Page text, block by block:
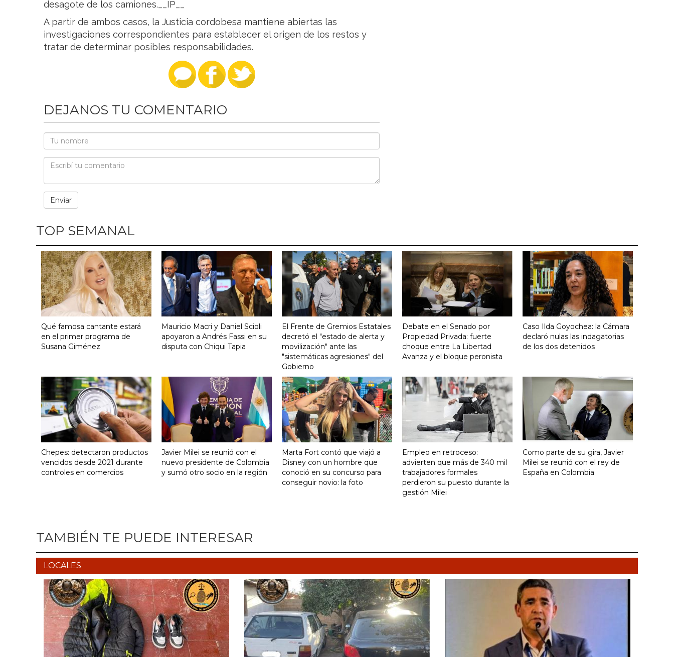
desagote de los camiones.__IP__
A partir de ambos casos, la Justicia cordobesa mantiene abiertas las
investigaciones correspondientes para establecer el origen de los restos y
tratar de determinar posibles responsabilidades.
DEJANOS TU COMENTARIO
TOP SEMANAL
Qué famosa cantante estará
en el primer programa de
Susana Giménez
Mauricio Macri y Daniel Scioli
apoyaron a Andrés Fassi en su
disputa con Chiqui Tapia
El Frente de Gremios Estatales
decretó el "estado de alerta y
movilización" ante las
"sistemáticas agresiones" del
Gobierno
Debate en el Senado por
Propiedad Privada: fuerte
choque entre La Libertad
Avanza y el bloque peronista
Caso Ilda Goyochea: la Cámara
declaró nulas las indagatorias
de los dos detenidos
Chepes: detectaron productos
vencidos desde 2021 durante
controles en comercios
Javier Milei se reunió con el
nuevo presidente de Colombia
y sumó otro socio en la región
Marta Fort contó que viajó a
Disney con un hombre que
conoció en su concurso para
conseguir novio: la foto
Empleo en retroceso:
advierten que más de 340 mil
trabajadores formales
perdieron su puesto durante la
gestión Milei
Como parte de su gira, Javier
Milei se reunió con el rey de
España en Colombia
TAMBIÉN TE PUEDE INTERESAR
LOCALES